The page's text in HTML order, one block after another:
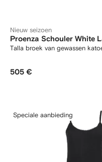
Nieuw seizoen
Proenza Schouler White
Talla broek van gewassen
505 €
Speciale aanbieding